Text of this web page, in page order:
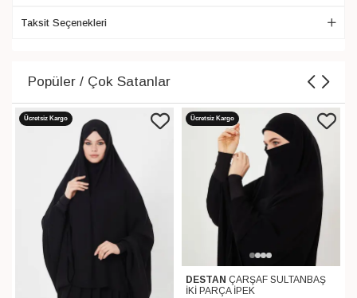
Taksit Seçenekleri
Popüler / Çok Satanlar
Ücretsiz Kargo Ücretsiz Kargo
DESTAN ÇARŞAF SULTANBAŞ
İKİ PARÇA İPEK